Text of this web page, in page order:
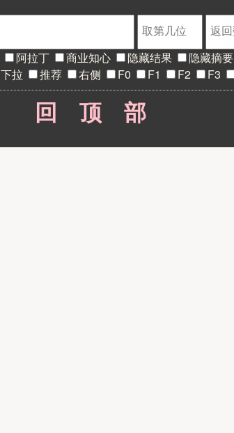
阿拉丁 商业知心 隐藏结果
隐藏摘要
下拉 推荐 右侧 F0 F1 F2 F3
回顶部